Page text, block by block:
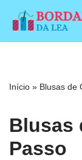
Pular
conteúdo
Início » Blusas de
Blusas
Passo